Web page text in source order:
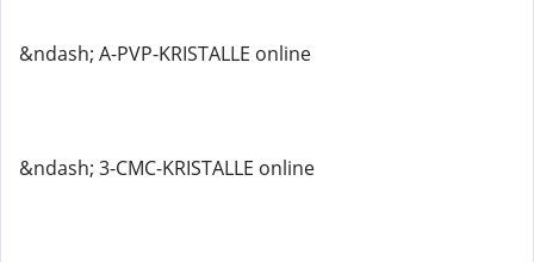
&ndash; A-PVP-KRISTALLE online
&ndash; 3-CMC-KRISTALLE online